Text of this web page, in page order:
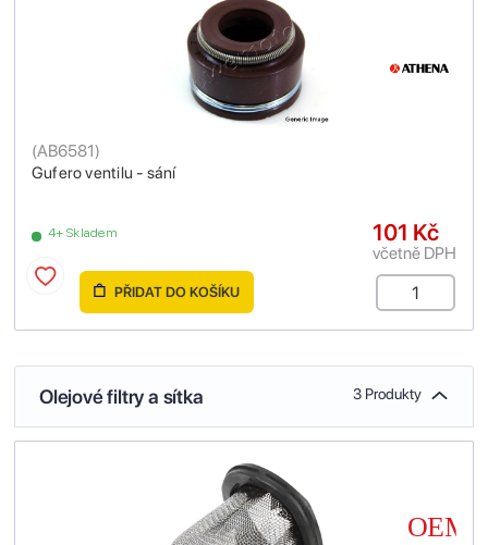
Gufero ventilu - sání
(AB6581)
4+ Skladem 101 Kč
včetně DPH
PŘIDAT DO KOŠÍKU
Olejové filtry a sítka 3 Produkty